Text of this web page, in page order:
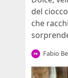
del
che
Fabio